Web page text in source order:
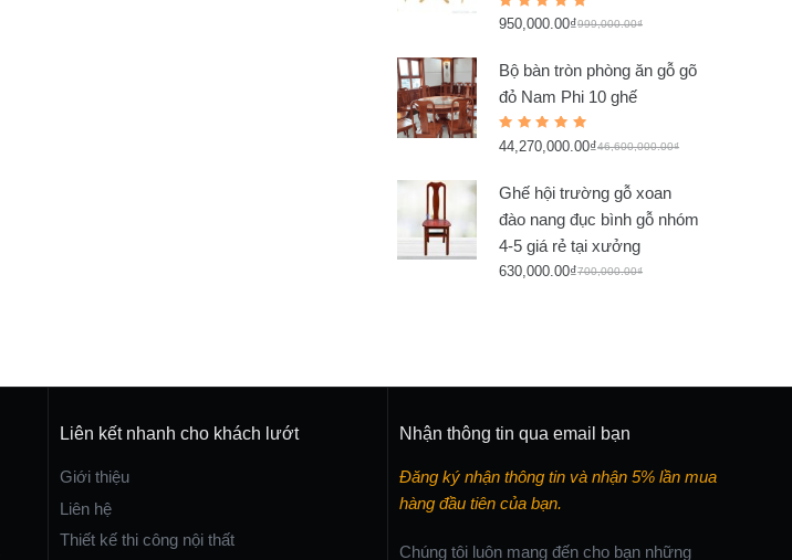
5.00out999,000.00₫
950,000.00₫
Bộ bàn tròn phòng ăn gỗ gõ
đỏ Nam Phi 10 ghế
5.00 out
46,600,000.00₫
44,270,000.00₫
Ghế hội trường gỗ xoan
đào nang đục bình gỗ nhóm
4-5 giá rẻ tại xưởng
700,000.00₫
630,000.00₫
Liên kết nhanh cho khách lướt
Giới thiệu
Liên hệ
Thiết kế thi công nội thất
Nhận thông tin qua email bạn
Đăng ký nhận thông tin và nhận 5% lần mua
hàng đầu tiên của bạn.
Chúng tôi luôn mang đến cho bạn những